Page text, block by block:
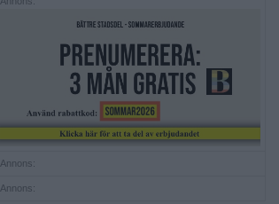
Annons:
Annons: